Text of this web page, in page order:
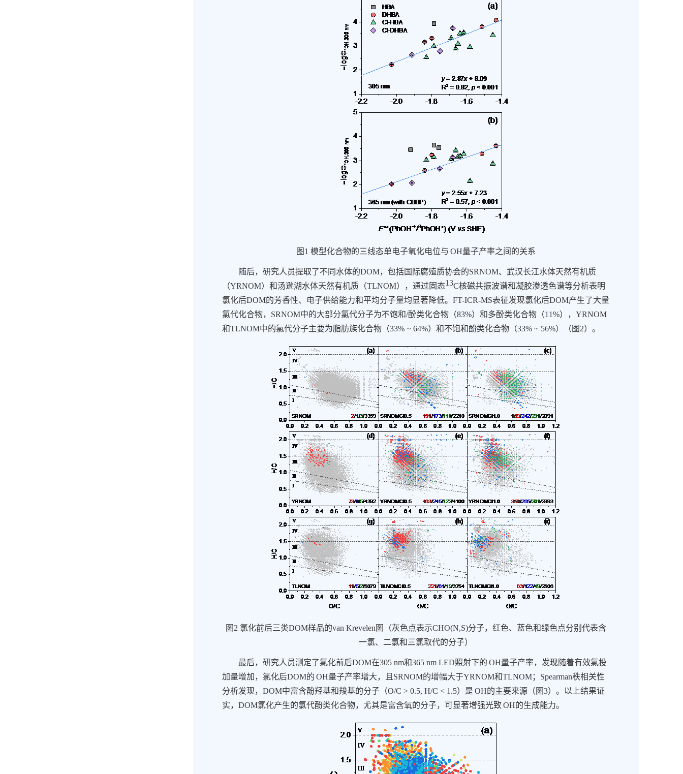
图 1 模型化合物的三线态单电子氧化电位与 OH量子产率之间的关系
随后，研究人员提取了不同水体的DOM，包括国际腐殖质协会的SRNOM、武汉长江水体天然有机质
（YRNOM）和汤逊湖水体天然有机质（TLNOM），通过 固态13C核磁共振波谱和凝胶渗透色谱等分析表明
氯化后DOM的芳香性、电子供给能力和平均分子量均显著降低。 FT-ICR-MS表征发现氯化后DOM产生了大量
氯代化合物， SRNOM中的大部分氯代分子为不饱和/酚类化合物（83%）和多酚类化合物（11%）， YRNOM
和TLNOM中的氯代分子主要为脂肪族化合物（33% ~ 64%）和不饱和酚类化合物（33% ~ 56%）（图 2）。
图 2 氯化前后三类DOM样品的van Krevelen 图（灰色点表示CHO(N,S)分子，红色、蓝色和绿色点分别代表含
一氯、二氯和三氯取代的分子）
最后，研究人员测定了氯化前后DOM在305 nm和365 nm LED照射下的 OH量子产率，发现随着有效氯投
加量增加，氯化后DOM的 OH量子产率增大，且 SRNOM的增幅大于YRNOM和TLNOM； Spearman秩相关性
分析发现， DOM中富含酚羟基和羧基的分子（O/C > 0.5, H/C < 1.5）是 OH的主要来源（图3）。以上结果证
实， DOM氯化产生的氯代酚类化合物，尤其是富含氧的分子，可显著增强光致OH的生成能力。